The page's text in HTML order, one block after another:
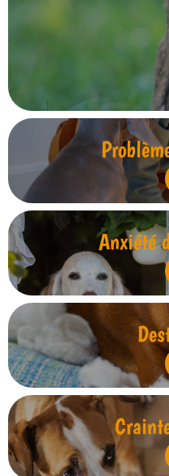
Anxiété